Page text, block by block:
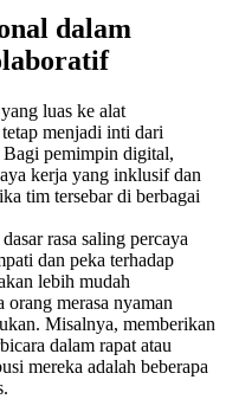
dalam
luas ke alat
menjadi inti dari
pemimpin digital,
kerja yang inklusif dan
tim tersebar di berbagai
rasa saling percaya
dan peka terhadap
lebih mudah
merasa nyaman
Misalnya, memberikan
dalam rapat atau
mereka adalah beberapa